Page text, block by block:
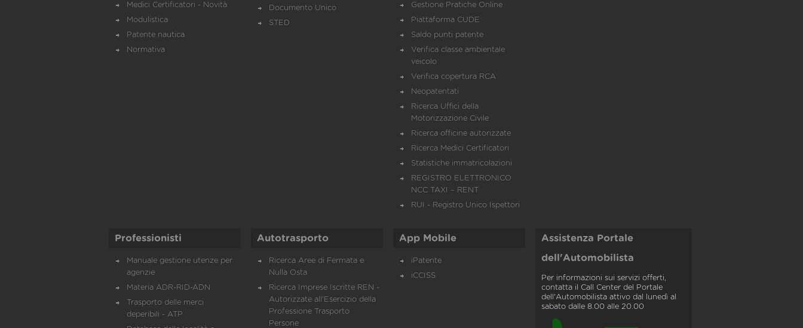
Medici Certificatori - Novità
Modulistica
Patente nautica
Normativa
Documento Unico
STED
Gestione Pratiche Online
Piattaforma CUDE
Saldo punti patente
Verifica classe ambientale
veicolo
Verifica copertura RCA
Neopatentati
Ricerca Uffici della
Motorizzazione Civile
Ricerca officine autorizzate
Ricerca Medici Certificatori
Statistiche immatricolazioni
REGISTRO ELETTRONICO
NCC TAXI – RENT
RUI - Registro Unico Ispettori
Professionisti
Manuale gestione utenze per
agenzie
Materia ADR-RID-ADN
Trasporto delle merci
deperibili - ATP
Autotrasporto
Ricerca Aree di Fermata e
Nulla Osta
Ricerca Imprese Iscritte REN -
Autorizzate all'Esercizio della
Professione Trasporto
Persone
App Mobile
iPatente
iCCISS
Assistenza Portale
dell'Automobilista
Per informazioni sui servizi offerti,
contatta il Call Center del Portale
dell'Automobilista attivo dal lunedì al
sabato dalle 8.00 alle 20.00